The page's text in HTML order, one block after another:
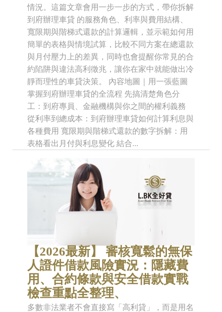
情況。這篇文章會用一步一步的方式，帶你拆解
到府辦理車貸 的服務角色、利率與費用結構、
寬限期與階梯式還款的計算邏輯，並示範如何用
簡單的表格與情境試算，比較不同方案在總還款
與月付壓力上的差異，同時也會提醒你常見的合
約陷阱與違法高利徵兆，讓你在家中就能做出冷
靜而理性的車貸決策。 內容地圖｜用一張藍圖
掌握到府辦理車貸的全流程 先搞清楚角色分
工：到府專員、金融機構與你之間的權利義務
從利率到總成本：到府辦理車貸如何計算利息與
各種費用 寬限期與階梯式還款的數字拆解：用
表格看出月付與利息變化 結合...
【2026最新】 審核寬鬆的無保
人證件借款風險實況：隱藏費
用、合約條款與安全借款實戰
檢查重點全整理、
多數非法業者不會直接寫「高利貸」，而是用名